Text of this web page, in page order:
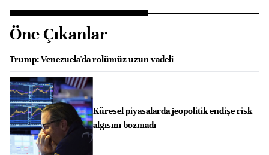
Öne Çıkanlar
Trump: Venezuela'da rolümüz uzun vadeli
Küresel piyasalarda jeopolitik endişe risk
algısını bozmadı